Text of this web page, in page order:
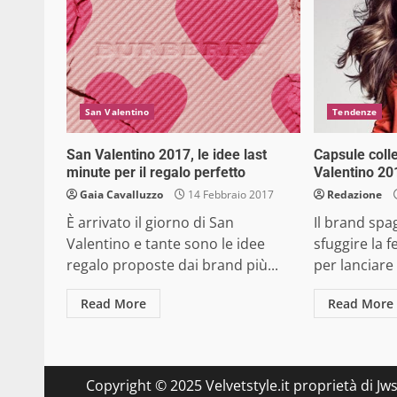
San Valentino
San Valentino 2017, le idee last
minute per il regalo perfetto
Gaia Cavalluzzo 14 Febbraio 2017
È arrivato il giorno di San
Valentino e tante sono le idee
regalo proposte dai brand più...
Read More
Tendenze
Capsule
Valentino
Redazione
Il brand
sfuggire la
per
Read More
Copyright © 2025 Velvetstyle.it proprietà di